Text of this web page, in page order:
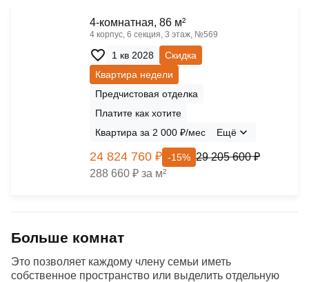
4-комнатная, 86 м²
4 корпус, 6 секция, 3 этаж, №569
1 кв 2028
Скидка
Квартира недели
Предчистовая отделка
Платите как хотите
Квартира за 2 000 ₽/мес
Ещё
24 824 760 ₽ -15% 29 205 600 ₽
288 660 ₽ за м²
Больше комнат
Это позволяет каждому члену семьи иметь
собственное пространство или выделить отдельную